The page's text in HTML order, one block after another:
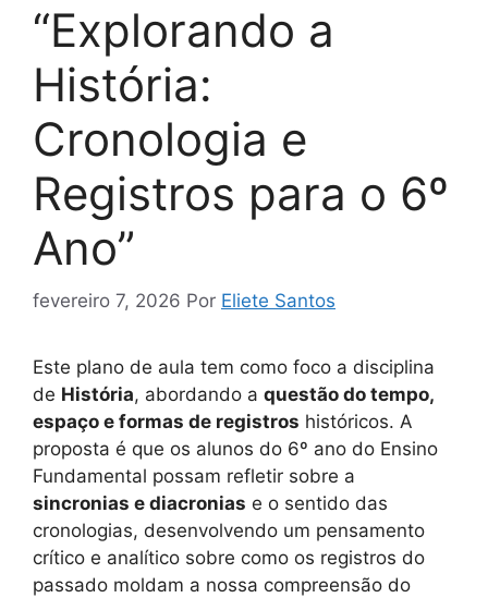
“Explorando a
História:
Cronologia e
Registros para o 6º
Ano”
fevereiro 7, 2026 Por Eliete Santos
Este plano de aula tem como foco a disciplina
de História, abordando a questão do tempo,
espaço e formas de registros históricos. A
proposta é que os alunos do 6º ano do Ensino
Fundamental possam refletir sobre a
sincronias e diacronias e o sentido das
cronologias, desenvolvendo um pensamento
crítico e analítico sobre como os registros do
passado moldam a nossa compreensão do